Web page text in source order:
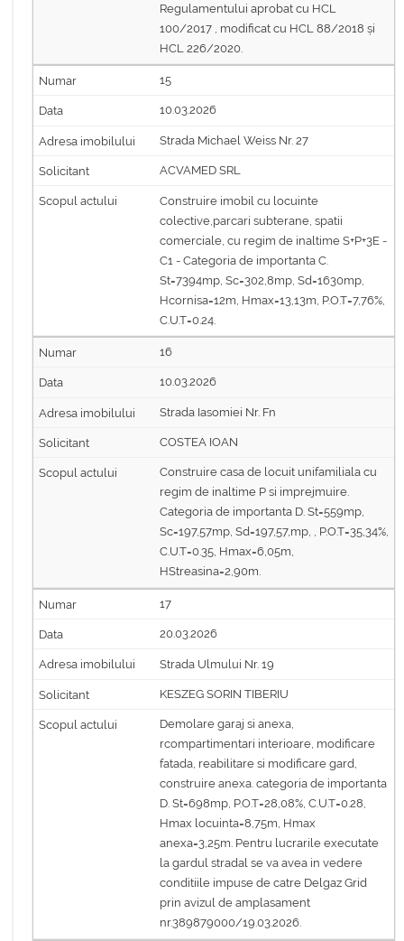
Regulamentului aprobat cu HCL
100/2017 , modificat cu HCL 88/2018 și
HCL 226/2020.
15
10.03.2026
Strada Michael Weiss Nr. 27
ACVAMED SRL
Construire imobil cu locuinte
colective,parcari subterane, spatii
comerciale, cu regim de inaltime S+P+3E -
C1 - Categoria de importanta C.
St=7394mp, Sc=302,8mp, Sd=1630mp,
Hcornisa=12m, Hmax=13,13m, P.O.T=7,76%,
C.U.T=0.24.
16
10.03.2026
Strada Iasomiei Nr. Fn
COSTEA IOAN
Construire casa de locuit unifamiliala cu
regim de inaltime P si imprejmuire.
Categoria de importanta D. St=559mp,
Sc=197,57mp, Sd=197,57,mp, , P.O.T=35,34%,
C.U.T=0.35, Hmax=6,05m,
HStreasina=2,90m.
17
20.03.2026
Strada Ulmului Nr. 19
KESZEG SORIN TIBERIU
Demolare garaj si anexa,
rcompartimentari interioare, modificare
fatada, reabilitare si modificare gard,
construire anexa. categoria de importanta
D. St=698mp, P.O.T=28,08%, C.U.T=0.28,
Hmax locuinta=8,75m, Hmax
anexa=3,25m. Pentru lucrarile executate
la gardul stradal se va avea in vedere
conditiile impuse de catre Delgaz Grid
prin avizul de amplasament
nr.389879000/19.03.2026.